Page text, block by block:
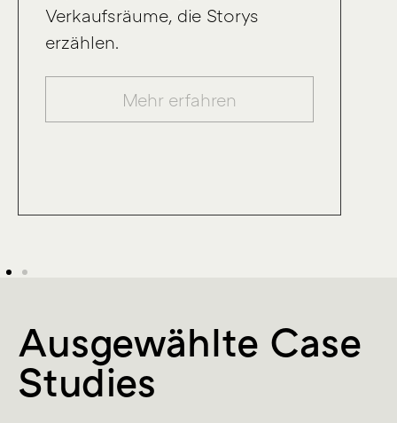
Verkaufsräume, die Storys
erzählen.
Mehr erfahren
Ausgewählte Case
Studies